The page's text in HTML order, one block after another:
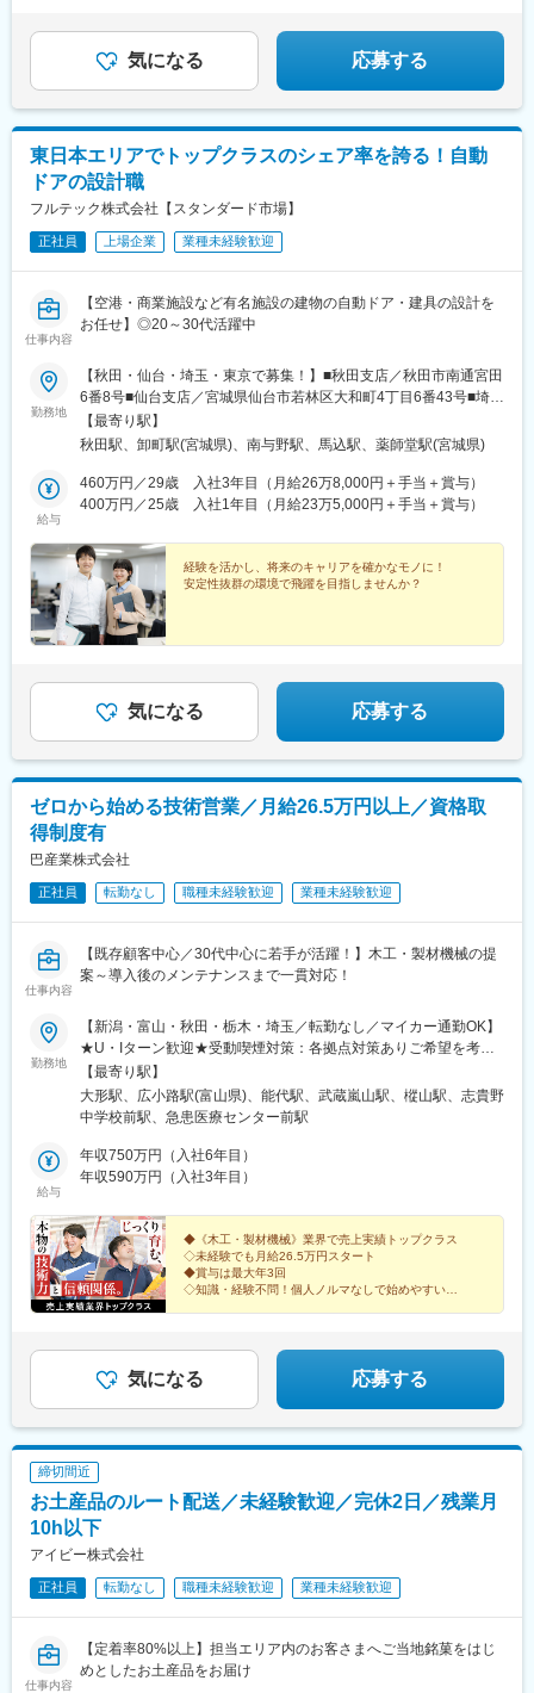
気になる 応募する
東日本エリアでトップクラスのシェア率を誇る！自動
ドアの設計職
フルテック株式会社【スタンダード市場】
正社員 上場企業 業種未経験歓迎
仕事内容
【空港・商業施設など有名施設の建物の自動ドア・建具の設計を
お任せ】◎20～30代活躍中
勤務地
【秋田・仙台・埼玉・東京で募集！】■秋田支店／秋田市南通宮田
6番8号■仙台支店／宮城県仙台市若林区大和町4丁目6番43号■埼玉
支店／埼玉県さいたま市桜区栄和1丁目14番8■東京支店／大田区
東馬込1丁目33番6号※マイカー通勤可（拠点により異なる）※U・I
【最寄り駅】
秋田駅、卸町駅(宮城県)、南与野駅、馬込駅、薬師堂駅(宮城県)
給与
460万円／29歳 入社3年目（月給26万8,000円＋手当＋賞与）
400万円／25歳 入社1年目（月給23万5,000円＋手当＋賞与）
経験を活かし、将来のキャリアを確かなモノに！
安定性抜群の環境で飛躍を目指しませんか？
気になる 応募する
ゼロから始める技術営業／月給26.5万円以上／資格取
得制度有
巴産業株式会社
正社員 転勤なし 職種未経験歓迎 業種未経験歓迎
仕事内容
【既存顧客中心／30代中心に若手が活躍！】木工・製材機械の提
案～導入後のメンテナンスまで一貫対応！
勤務地
【新潟・富山・秋田・栃木・埼玉／転勤なし／マイカー通勤OK】
★U・Iターン歓迎★受動喫煙対策：各拠点対策ありご希望を考慮
の上、以下いずれかの拠点での勤務となります。■新潟支店：新潟
県新潟市東区木工新町372-5■富山支店：富山県高岡市明野町3-5■
秋田支店：秋田県能代市寿域長根48-84■埼玉支店：埼玉県比企郡
10
【最寄り駅】
大形駅、広小路駅(富山県)、能代駅、武蔵嵐山駅、樅山駅、志貴野
中学校前駅、急患医療センター前駅
給与
年収750万円（入社6年目）
年収590万円（入社3年目）
◆《木工・製材機械》業界で売上実績トップクラス
◇未経験でも月給26.5万円スタート
◆賞与は最大年3回
◇知識・経験不問！個人ノルマなしで始めやすい
気になる 応募する
締切間近
お土産品のルート配送／未経験歓迎／完休2日／残業月
10h以下
アイビー株式会社
正社員 転勤なし 職種未経験歓迎 業種未経験歓迎
仕事内容
【定着率80%以上】担当エリア内のお客さまへご当地銘菓をはじ
めとしたお土産品をお届け